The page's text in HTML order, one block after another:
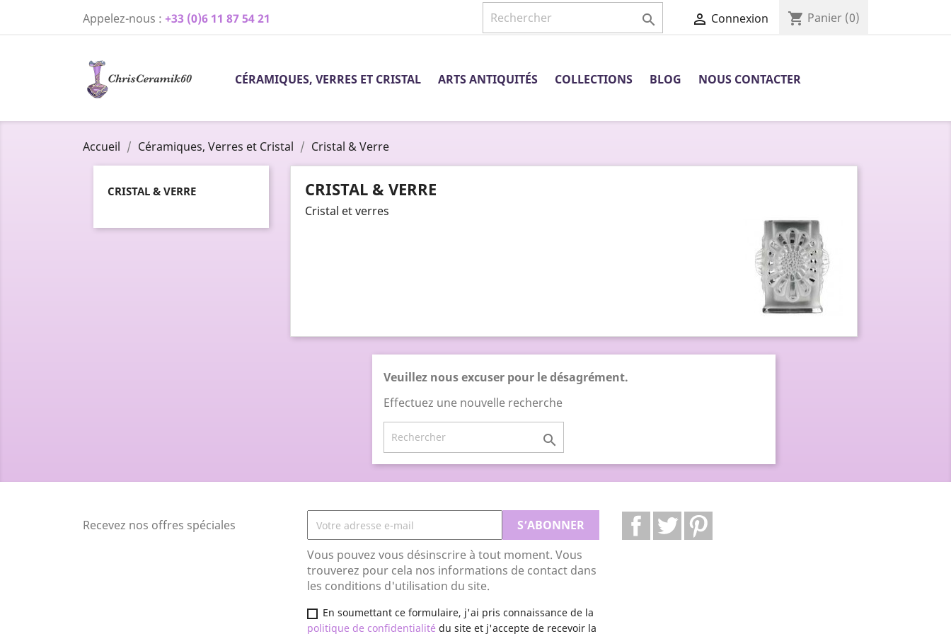
Appelez-nous : +33 (0)6 11 87 54 21   Connexion shopping_cart Panier (0)
CÉRAMIQUES, VERRES ET CRISTAL ARTS ANTIQUITÉS COLLECTIONS BLOG NOUS CONTACTER
Accueil Céramiques, Verres et Cristal Cristal & Verre
CRISTAL & VERRE CRISTAL & VERRE
Cristal et verres
Veuillez nous excuser pour le désagrément.
Effectuez une nouvelle recherche

Recevez nos offres spéciales
Vous pouvez vous désinscrire à tout moment. Vous
trouverez pour cela nos informations de contact dans
les conditions d'utilisation du site.
En soumettant ce formulaire, j'ai pris connaissance de la
politique de confidentialitédu site et j'accepte de recevoir la
FacebookTwitter